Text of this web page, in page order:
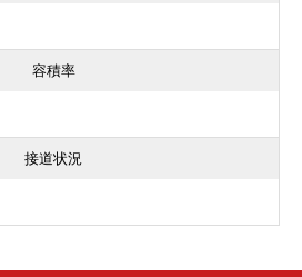
容積率
接道状況